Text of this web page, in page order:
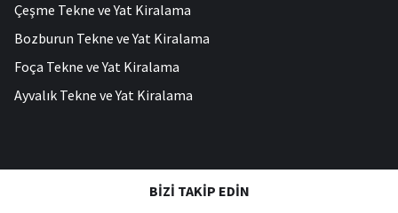
Çeşme Tekne ve Yat Kiralama
Bozburun Tekne ve Yat Kiralama
Foça Tekne ve Yat Kiralama
Ayvalık Tekne ve Yat Kiralama
BIZI TAKIP EDIN